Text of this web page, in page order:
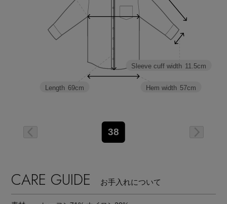
Hem width 57cm
Sleeve cuff width 11.5cm
Length 69cm
38
CARE GUIDE お手入れについて